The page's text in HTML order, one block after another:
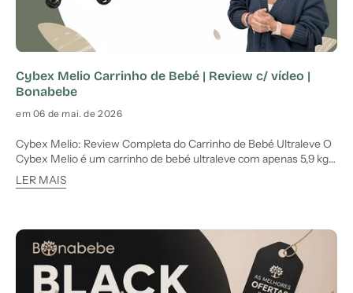
Cybex Melio Carrinho de Bebé | Review c/ vídeo |
Bonabebe
em 06 de mai. de 2026
Cybex Melio: Review Completa do Carrinho de Bebé Ultraleve O
Cybex Melio é um carrinho de bebé ultraleve com apenas 5,9 kg,
pensado para pais que procuram praticidade, conforto e facilidade
de utilização no dia a dia em ambiente citadino. Nesta review
LER MAIS